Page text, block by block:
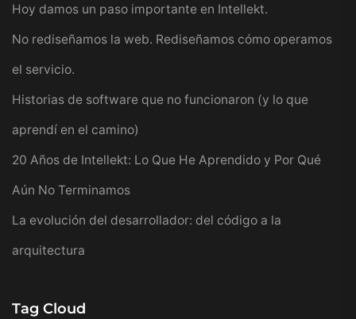
Hoy damos un paso importante en Intellekt.
No rediseñamos la web. Rediseñamos cómo operamos
el servicio.
Historias de software que no funcionaron (y lo que
aprendí en el camino)
20 Años de Intellekt: Lo Que He Aprendido y Por Qué
Aún No Terminamos
La evolución del desarrollador: del código a la
arquitectura
Tag Cloud